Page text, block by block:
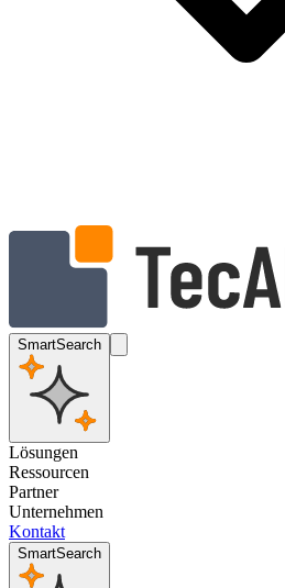
SmartSearch
Lösungen
Ressourcen
Partner
Unternehmen
Kontakt
SmartSearch